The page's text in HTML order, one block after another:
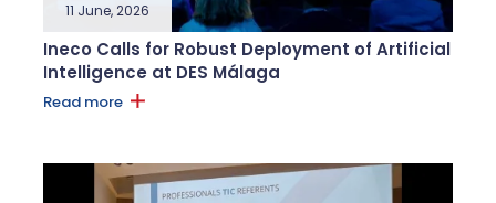
11 June, 2026
Ineco Calls for Robust Deployment of Artificial
Intelligence at DES Málaga
Read more